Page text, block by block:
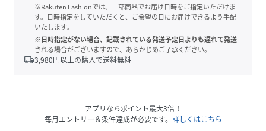
※Rakuten Fashionでは、一部商品でお届け日時をご指定いただけま
す。日時指定をしていただくと、ご希望の日にお届けできるよう手配
いたします。
※日時指定がない場合、記載されている発送予定日よりも遅れて発送
される場合がございますので、あらかじめご了承ください。
local_shipping3,980円以上の購入で送料無料
アプリならポイント最大3倍！
毎月エントリー＆条件達成が必要です。 詳しくはこちら